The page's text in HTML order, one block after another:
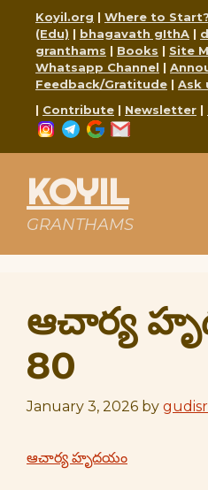
content
Koyil.org | Where to Start?
(Edu) | bhagavath gIthA |
granthams | Books | Site
Whatsapp Channel |
Feedback/Gratitude | Ask
| Contribute | Newsletter |
Instagram
Telegram
Google
KOYIL
GRANTHAMS
ఆచార్య
80
January 3, 2026 by
ఆచార్య హృదయం